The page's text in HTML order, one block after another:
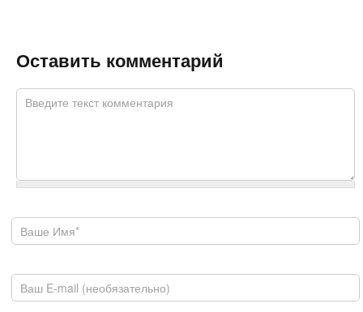
Оставить комментарий
Комментарий*
Ваше имя
E-mail